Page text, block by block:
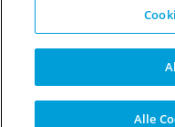
© Copyright Invitation Digital
Alle